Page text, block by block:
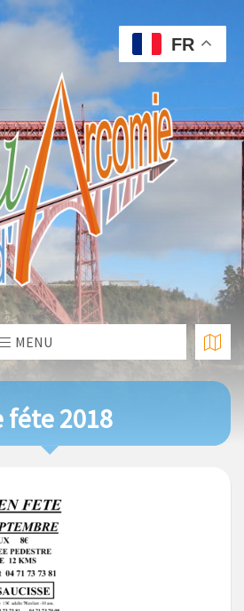
MENU
2018
FR